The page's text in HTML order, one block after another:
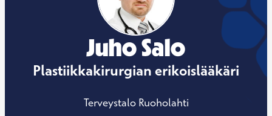
Juho Salo
Plastiikkakirurgian erikoislääkäri
Terveystalo Ruoholahti